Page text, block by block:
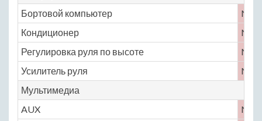
Бортовой компьютер
No
Кондиционер
No
Регулировка руля по высоте
No
Усилитель руля
No
Мультимедиа
AUX
No